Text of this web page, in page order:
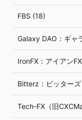
FBS (18)
Galaxy DAO：ギャ
IronFX：アイアン
Bitterz：ビッター
Tech-FX（旧